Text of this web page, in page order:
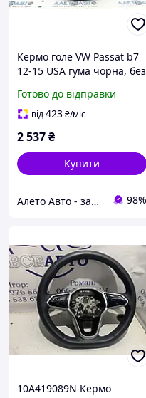
Кермо голе VW Passat b7
12-15 USA гума чорна, без
Готово до відправки
від423₴/міс
2 537₴
Купити
Алето Авто - запчастини на авто зі США 98%
10A419089N Кермо